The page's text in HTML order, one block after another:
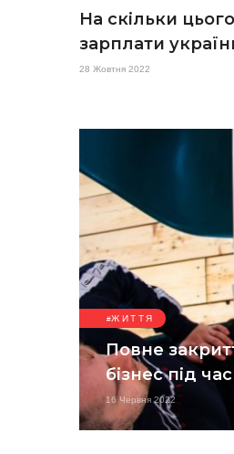
На скільки
зарплати
28 Жовтня 2022
ЖИТТЯ
Повне
бізнес під
16 Червня 2022